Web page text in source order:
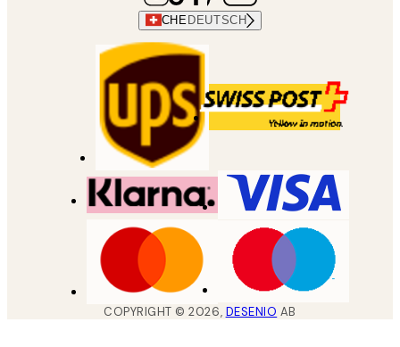
CHE DEUTSCH
COPYRIGHT ©2026, DESENIO AB